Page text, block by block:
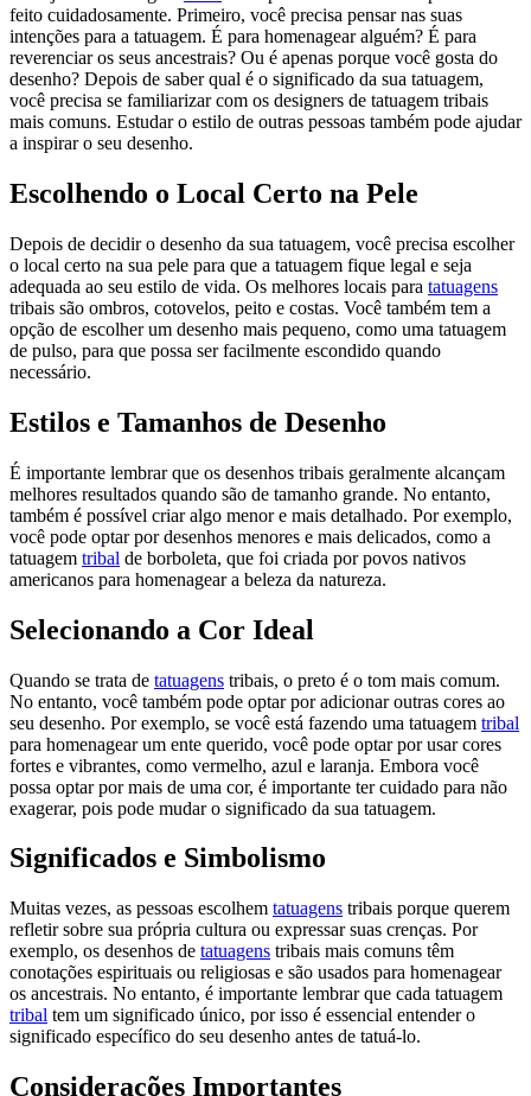
feito cuidadosamente. Primeiro, você precisa pensar nas suas
intenções para a tatuagem. É para homenagear alguém? É para
reverenciar os seus ancestrais? Ou é apenas porque você gosta do
desenho? Depois de saber qual é o significado da sua tatuagem,
você precisa se familiarizar com os designers de tatuagem tribais
mais comuns. Estudar o estilo de outras pessoas também pode ajudar
a inspirar o seu desenho.
Escolhendo o Local Certo na Pele
Depois de decidir o desenho da sua tatuagem, você precisa escolher
o local certo na sua pele para que a tatuagem fique legal e seja
adequada ao seu estilo de vida. Os melhores locais para tatuagens
tribais são ombros, cotovelos, peito e costas. Você também tem a
opção de escolher um desenho mais pequeno, como uma tatuagem
de pulso, para que possa ser facilmente escondido quando
necessário.
Estilos e Tamanhos de Desenho
É importante lembrar que os desenhos tribais geralmente alcançam
melhores resultados quando são de tamanho grande. No entanto,
também é possível criar algo menor e mais detalhado. Por exemplo,
você pode optar por desenhos menores e mais delicados, como a
tatuagem tribal de borboleta, que foi criada por povos nativos
americanos para homenagear a beleza da natureza.
Selecionando a Cor Ideal
Quando se trata de tatuagens tribais, o preto é o tom mais comum.
No entanto, você também pode optar por adicionar outras cores ao
seu desenho. Por exemplo, se você está fazendo uma tatuagem tribal
para homenagear um ente querido, você pode optar por usar cores
fortes e vibrantes, como vermelho, azul e laranja. Embora você
possa optar por mais de uma cor, é importante ter cuidado para não
exagerar, pois pode mudar o significado da sua tatuagem.
Significados e Simbolismo
Muitas vezes, as pessoas escolhem tatuagens tribais porque querem
refletir sobre sua própria cultura ou expressar suas crenças. Por
exemplo, os desenhos de tatuagens tribais mais comuns têm
conotações espirituais ou religiosas e são usados para homenagear
os ancestrais. No entanto, é importante lembrar que cada tatuagem
tribal tem um significado único, por isso é essencial entender o
significado específico do seu desenho antes de tatuá-lo.
Considerações Importantes